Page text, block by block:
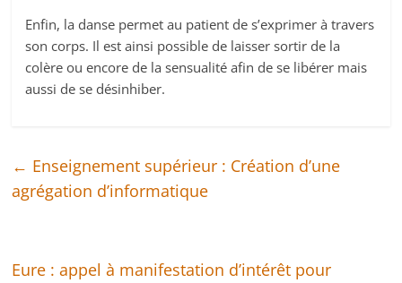
Enfin, la danse permet au patient de s’exprimer à travers
son corps. Il est ainsi possible de laisser sortir de la
colère ou encore de la sensualité afin de se libérer mais
aussi de se désinhiber.
← Enseignement supérieur : Création d’une
agrégation d’informatique
Eure : appel à manifestation d’intérêt pour